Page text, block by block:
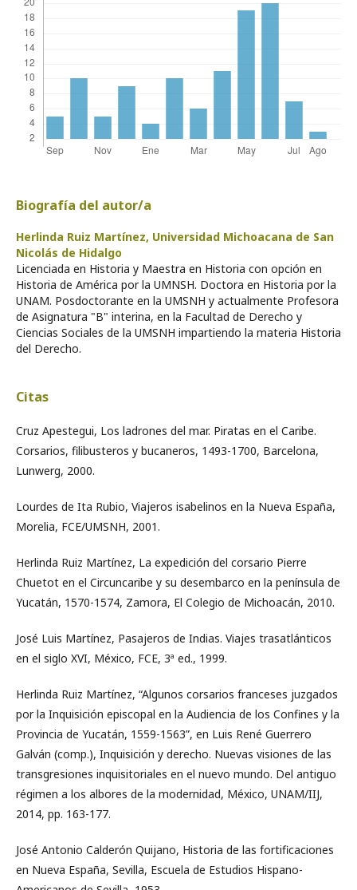
Biografía del autor/a
Herlinda Ruiz Martínez, Universidad Michoacana de San
Nicolás de Hidalgo
Licenciada en Historia y Maestra en Historia con opción en
Historia de América por la UMNSH. Doctora en Historia por la
UNAM. Posdoctorante en la UMSNH y actualmente Profesora
de Asignatura "B" interina, en la Facultad de Derecho y
Ciencias Sociales de la UMSNH impartiendo la materia Historia
del Derecho.
Citas
Cruz Apestegui, Los ladrones del mar. Piratas en el Caribe.
Corsarios, filibusteros y bucaneros, 1493-1700, Barcelona,
Lunwerg, 2000.
Lourdes de Ita Rubio, Viajeros isabelinos en la Nueva España,
Morelia, FCE/UMSNH, 2001.
Herlinda Ruiz Martínez, La expedición del corsario Pierre
Chuetot en el Circuncaribe y su desembarco en la península de
Yucatán, 1570-1574, Zamora, El Colegio de Michoacán, 2010.
José Luis Martínez, Pasajeros de Indias. Viajes trasatlánticos
en el siglo XVI, México, FCE, 3ª ed., 1999.
Herlinda Ruiz Martínez, “Algunos corsarios franceses juzgados
por la Inquisición episcopal en la Audiencia de los Confines y la
Provincia de Yucatán, 1559-1563”, en Luis René Guerrero
Galván (comp.), Inquisición y derecho. Nuevas visiones de las
transgresiones inquisitoriales en el nuevo mundo. Del antiguo
régimen a los albores de la modernidad, México, UNAM/IIJ,
2014, pp. 163-177.
José Antonio Calderón Quijano, Historia de las fortificaciones
en Nueva España, Sevilla, Escuela de Estudios Hispano-